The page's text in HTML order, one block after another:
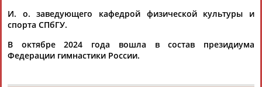
И. о. заведующего кафедрой физической культуры и
спорта СПбГУ.
В октябре 2024 года вошла в состав президиума
Федерации гимнастики России.